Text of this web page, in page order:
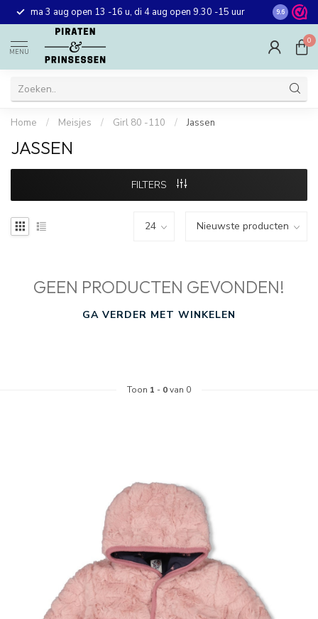
ma 3 aug open 13 -16 u, di 4 aug open 9.30 -15 uur Gratis
winkel in
9.6
MENU
0
Home / Meisjes / Girl 80 -110 / Jassen
JASSEN
FILTERS
GEEN PRODUCTEN GEVONDEN!
GA VERDER MET WINKELEN
Toon 1 - 0van 0